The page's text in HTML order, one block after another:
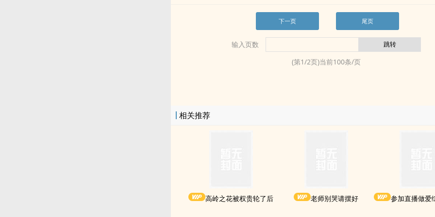
下一页 尾页
输入页数
(第1/2页)当前100条/页
相关推荐
高岭之花被权贵轮了后 老师别哭请摆好 参加直播做爱综艺后